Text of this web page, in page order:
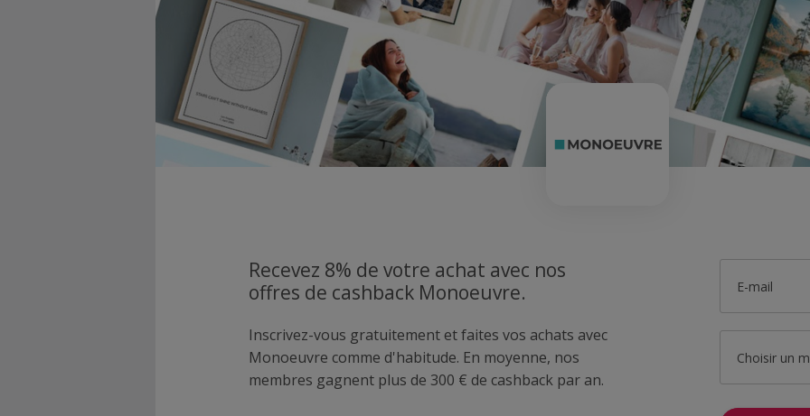
Recevez 8% de votre achat avec nos
offres de cashback Monoeuvre.
Inscrivez-vous gratuitement et faites vos achats avec
Monoeuvre comme d'habitude. En moyenne, nos
membres gagnent plus de 300 € de cashback par an.
E-mail
Choisir un